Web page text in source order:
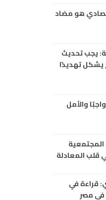
هو مضاد
يجب تحديث
يشكل تهديدًا
والأمل
قلب المعادلة
قراءة في
في مصر